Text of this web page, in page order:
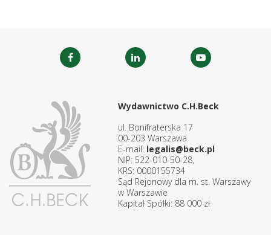
Wydawnictwo C.H.Beck
ul. Bonifraterska 17
00-203 Warszawa
E-mail: legalis@beck.pl
NIP: 522-010-50-28,
KRS: 0000155734
Sąd Rejonowy dla m. st. Warszawy
w Warszawie
Kapitał Spółki: 88 000 zł